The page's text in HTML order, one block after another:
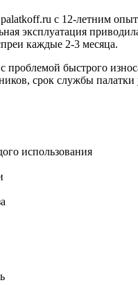
с 12-летним
эксплуатация
каждые 2-3 месяца.
проблемой быстрого
срок службы палатки
использования